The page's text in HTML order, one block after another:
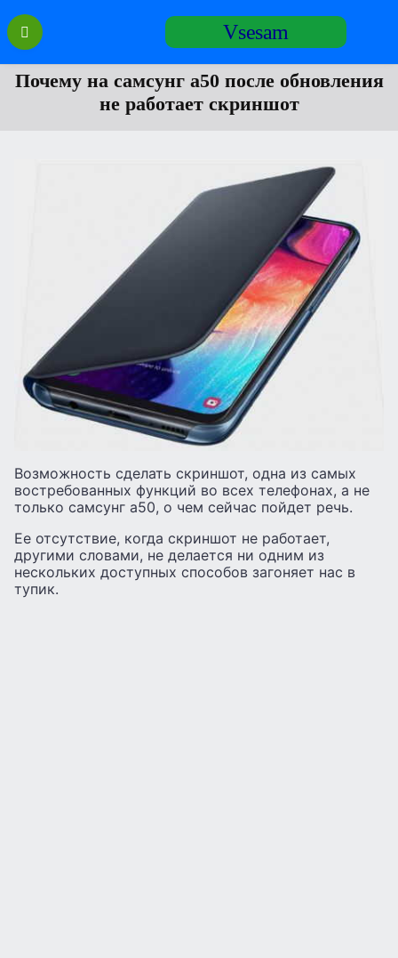
Перейти
содержанию
Vsesam
Почему на самсунг а50 после обновления
не работает скриншот
Возможность сделать скриншот, одна из самых
востребованных функций во всех телефонах, а не
только самсунг а50, о чем сейчас пойдет речь.
Ее отсутствие, когда скриншот не работает,
другими словами, не делается ни одним из
нескольких доступных способов загоняет нас в
тупик.